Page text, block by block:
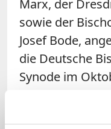
Marx, der
sowie der
Josef Bode,
die Deutsche
Synode im